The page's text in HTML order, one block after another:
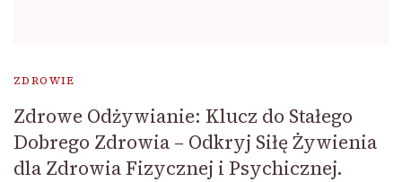
ZDROWIE
Zdrowe Odżywianie: Klucz do Stałego
Dobrego Zdrowia – Odkryj Siłę Żywienia
dla Zdrowia Fizycznej i Psychicznej.